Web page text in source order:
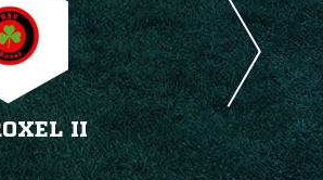
II